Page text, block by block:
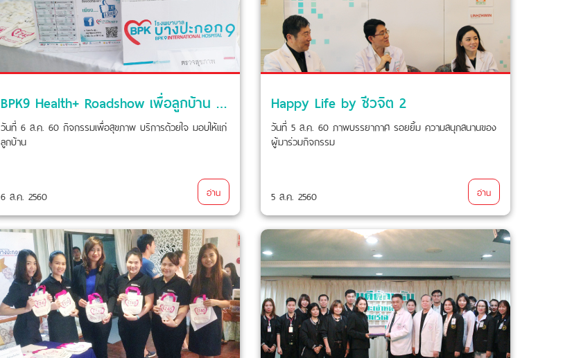
BPK9 Health+ Roadshow เพื่อลูกบ้าน Habitia Shine ท่าข้าม-พระราม 2
วันที่ 6 ส.ค. 60 กิจกรรมเพื่อสุขภาพ บริการด้วยใจ มอบให้แก่
ลูกบ้าน
6 ส.ค. 2560 อ่าน
Happy Life by ชีวจิต 2
วันที่ 5 ส.ค. 60 ภาพบรรยากาศ รอยยิ้ม ความสนุกสนานของ
ผู้มาร่วมกิจกรรม
5 ส.ค. 2560 อ่าน